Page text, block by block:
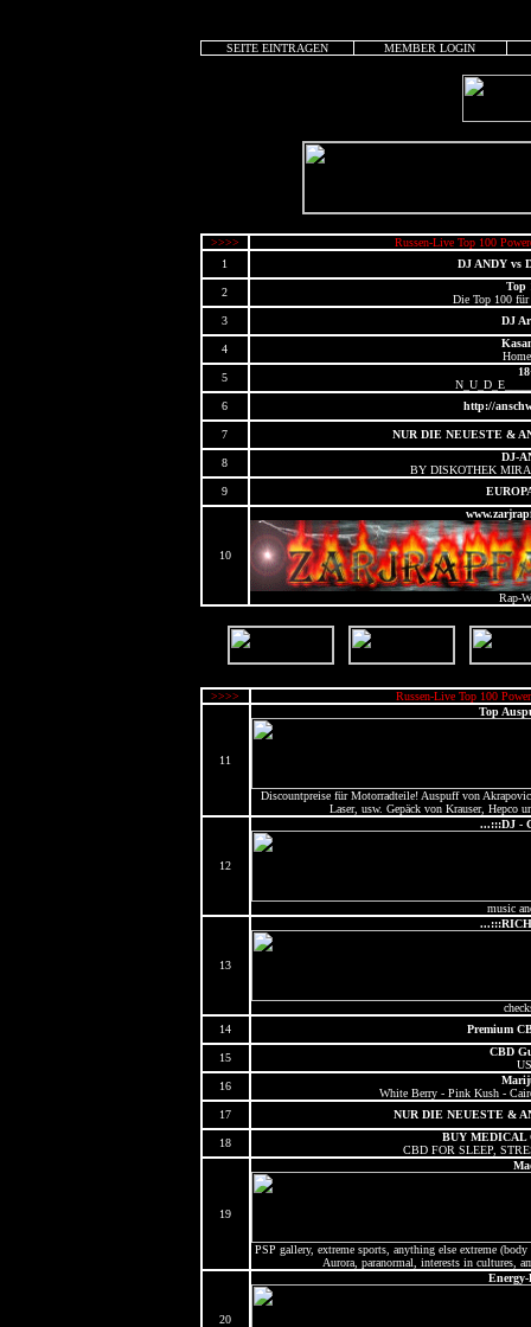
SEITE EINTRAGEN MEMBER LOGIN
>>>>
Russen-Live Top 100
1
DJ ANDY vs
2
Top
Die Top 100 für
3
DJ
4
5
6
http://
7 NUR DIE NEUESTE &
8
DJ-
BY DISKOTHEK
9
10
Rap-
>>>> Russen-Live Top 100
11
Top
Discountpreise für Motorradteile! Auspuff von
Laser, usw. Gepäck von Krauser, Hepco
12
...:::DJ -
music
13
14
Premium
15
CBD
16
White Berry - Pink Kush -
17
NUR DIE NEUESTE &
18
BUY MEDICAL
CBD FOR SLEEP,
19
PSP gallery, extreme sports, anything else extreme
Aurora, paranormal, interests in cultures,
20
Energy-